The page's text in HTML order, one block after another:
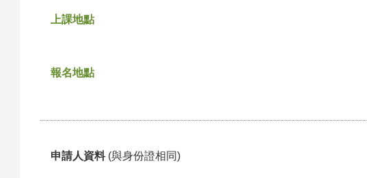
上課地點
報名地點
申請人資料 (與身份證相同)